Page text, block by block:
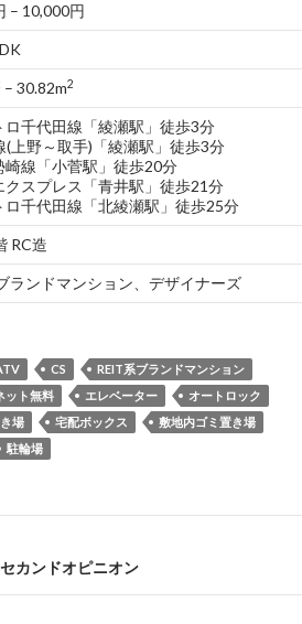
– 10,000円
– 30.82m2
ロ千代田線「綾瀬駅」徒歩3分
(上野～取手)「綾瀬駅」徒歩3分
崎線「小菅駅」徒歩20分
クスプレス「青井駅」徒歩21分
ロ千代田線「北綾瀬駅」徒歩25分
RC造
ランドマンション、デザイナーズ
CS
REIT系ブランドマンション
ット無料 エレベーター
オートロック
場 宅配ボックス
敷地内ゴミ置き場
駐輪場
カンドオピニオン